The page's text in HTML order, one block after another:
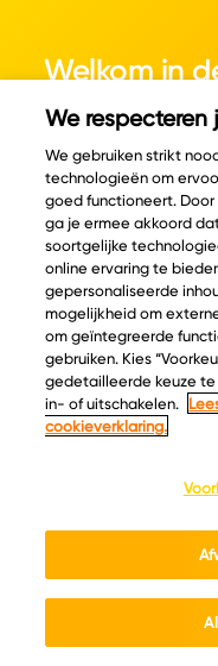
Welkom in
©
Inspiratie
Kaascatalogus
Recepten
Kaasplankjes
Blog
We
We gebruiken strikt
technologieën om
goed functioneert.
ga je ermee akkoord
soortgelijke
online ervaring te
gepersonaliseerde
mogelijkheid om
om geïntegreerde
gebruiken. Kies
gedetailleerde keuze
in- of uitschakelen.
cookieverklaring.